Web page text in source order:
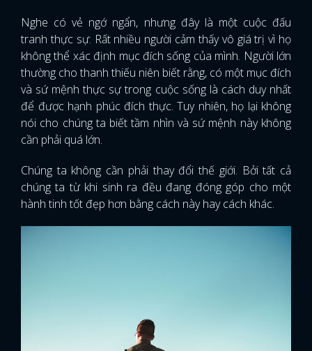
Nghe có vẻ ngớ ngẩn, nhưng đây là một cuộc đấu
tranh thực sự: Rất nhiều người cảm thấy vô giá trị vì họ
không thể xác định mục đích sống của mình. Người lớn
thường cho thanh thiếu niên biết rằng, có một mục đích
và sứ mệnh thực sự trong cuộc sống là cách duy nhất
để được hạnh phúc đích thực. Tuy nhiên, họ lại không
nói cho chúng ta biết tầm nhìn và sứ mệnh này không
cần phải quá lớn.
Chúng ta không cần phải thay đổi thế giới. Bởi tất cả
chúng ta từ khi sinh ra đều đang đóng góp cho một
hành tinh tốt đẹp hơn bằng cách này hay cách khác.